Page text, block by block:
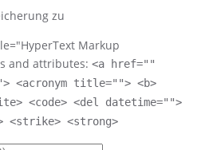
zu
Markup
and attributes: <a href=""
title=""> <b>
<code> <del datetime="">
<strike> <strong>